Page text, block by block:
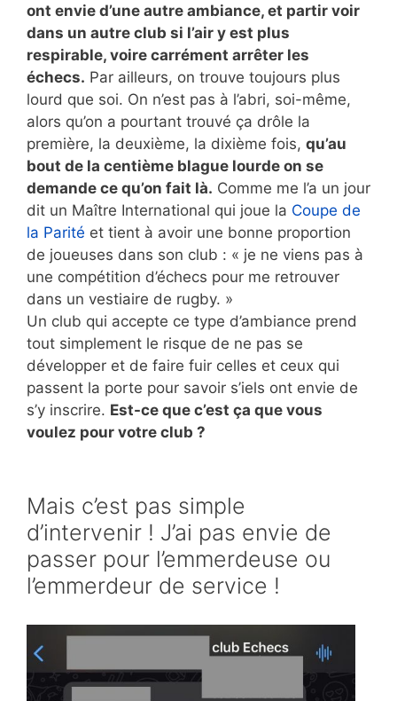
ont envie d’une autre ambiance, et partir voir
dans un autre club si l’air y est plus
respirable, voire carrément arrêter les
échecs. Par ailleurs, on trouve toujours plus
lourd que soi. On n’est pas à l’abri, soi-même,
alors qu’on a pourtant trouvé ça drôle la
première, la deuxième, la dixième fois, qu’au
bout de la centième blague lourde on se
demande ce qu’on fait là. Comme me l’a un jour
dit un Maître International qui joue la Coupe de
la Parité et tient à avoir une bonne proportion
de joueuses dans son club : « je ne viens pas à
une compétition d’échecs pour me retrouver
dans un vestiaire de rugby. »
Un club qui accepte ce type d’ambiance prend
tout simplement le risque de ne pas se
développer et de faire fuir celles et ceux qui
passent la porte pour savoir s’iels ont envie de
s’y inscrire. Est-ce que c’est ça que vous
voulez pour votre club ?
Mais c’est pas simple
d’intervenir ! J’ai pas envie de
passer pour l’emmerdeuse ou
l’emmerdeur de service !